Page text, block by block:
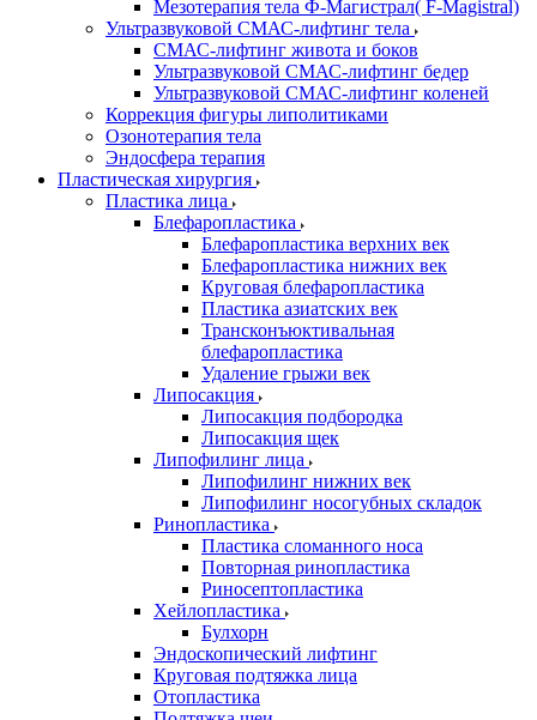
Мезотерапия тела Ф-Магистрал( F-Magistral)
Ультразвуковой СМАС-лифтинг тела
СМАС-лифтинг живота и боков
Ультразвуковой СМАС-лифтинг бедер
Ультразвуковой СМАС-лифтинг коленей
Коррекция фигуры липолитиками
Озонотерапия тела
Эндосфера терапия
Пластическая хирургия
Пластика лица
Блефаропластика
Блефаропластика верхних век
Блефаропластика нижних век
Круговая блефаропластика
Пластика азиатских век
Трансконъюктивальная
блефаропластика
Удаление грыжи век
Липосакция
Липосакция подбородка
Липосакция щек
Липофилинг лица
Липофилинг нижних век
Липофилинг носогубных складок
Ринопластика
Пластика сломанного носа
Повторная ринопластика
Риносептопластика
Хейлопластика
Булхорн
Эндоскопический лифтинг
Круговая подтяжка лица
Отопластика